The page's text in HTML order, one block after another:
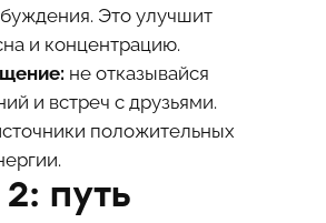
Это улучшит
и концентрацию.
не отказывайся
и встреч с друзьями.
положительных
путь